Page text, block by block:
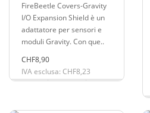
Gravity I/O
FireBeetle Covers-Gravity
I/O Expansion Shield è un
adattatore per sensori e
moduli Gravity. Con que..
CHF8,90
IVA esclusa: CHF8,23